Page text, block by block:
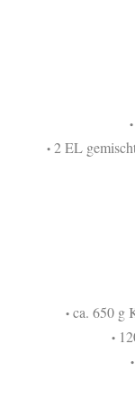
•
• 2 EL
•ca. 650 g
•
•